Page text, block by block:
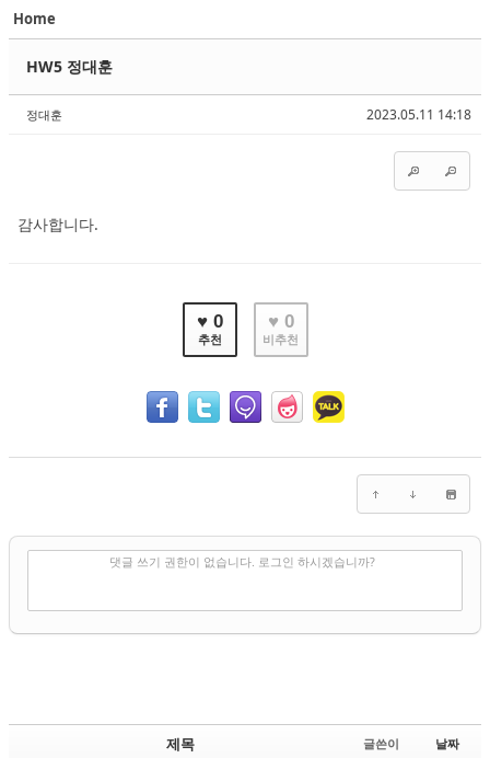
Home
2023.05.11 14:18
HW5 정대훈
정대훈
감사합니다.
♥ 0
추천
♥ 0
비추천
댓글 쓰기 권한이 없습니다. 로그인 하시겠습니까?
제목 글쓴이 날짜
Sketchbook5, 스케치북5
Sketchbook5, 스케치북5
Sketchbook5, 스케치북5
Sketchbook5, 스케치북5